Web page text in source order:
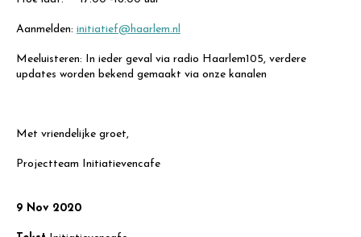
Aanmelden: initiatief@haarlem.nl
Meeluisteren: In ieder geval via radio Haarlem105, verdere
updates worden bekend gemaakt via onze kanalen
Met vriendelijke groet,
Projectteam Initiatievencafe
9 Nov 2020